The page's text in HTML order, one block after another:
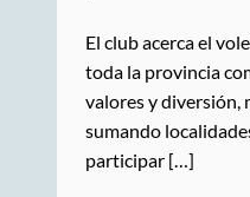
El club acerca el
toda la provincia
valores y diversión,
sumando
participar […]